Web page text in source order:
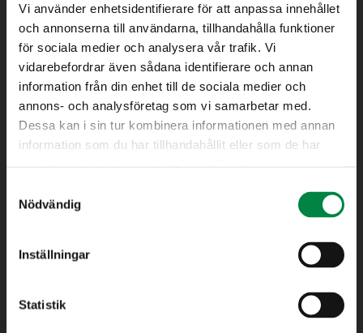
Vi använder enhetsidentifierare för att anpassa innehållet
och annonserna till användarna, tillhandahålla funktioner
för sociala medier och analysera vår trafik. Vi
vidarebefordrar även sådana identifierare och annan
information från din enhet till de sociala medier och
annons- och analysföretag som vi samarbetar med.
Dessa kan i sin tur kombinera informationen med annan
information som du har tillhandahållit eller som de har
Nödvändig
Inställningar
Statistik
Elhandel
Elnät
Fjärrvärme
Vatten/Avlopp
Kundtjänst